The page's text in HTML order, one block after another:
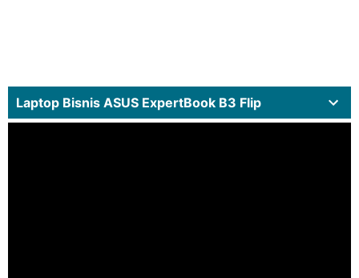
Laptop Bisnis ASUS ExpertBook B3 Flip